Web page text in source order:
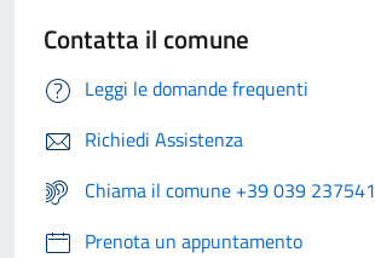
Contatta il comune
Leggi le domande frequenti
Richiedi Assistenza
Chiama il comune +39 039 237541
Prenota un appuntamento